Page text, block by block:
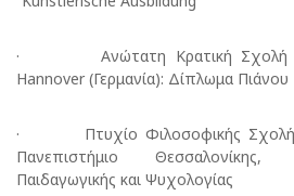
· Ανώτατη Κρατική Σχολή
Hannover (Γερμανία): Δίπλωμα Πιάνου
· Πτυχίο Φιλοσοφικής Σχολής
Πανεπιστήμιο
Παιδαγωγικής και Ψυχολογίας